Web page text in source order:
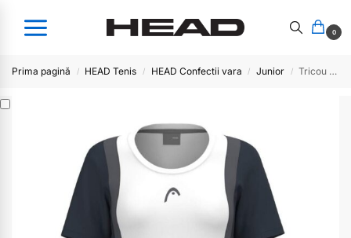
0
Prima pagină / HEAD Tenis / HEAD Confectii vara / Junior / Tricou fete CLUB 25 – NVWH